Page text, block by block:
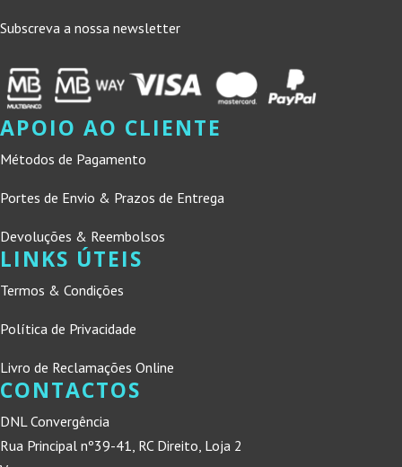
Subscreva a nossa newsletter
APOIO AO CLIENTE
Métodos de Pagamento
Portes de Envio & Prazos de Entrega
Devoluções & Reembolsos
LINKS ÚTEIS
Termos & Condições
Política de Privacidade
Livro de Reclamações Online
CONTACTOS
DNL Convergência
Rua Principal nº39-41, RC Direito, Loja 2